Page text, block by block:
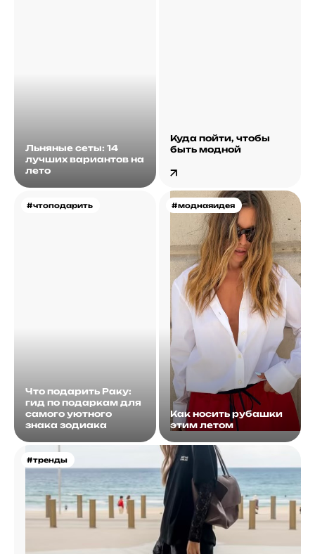
Льняные сеты: 14
лучших вариантов на
лето
Куда пойти, чтобы
быть модной
#чтоподарить
Что подарить Раку:
гид по подаркам для
самого уютного
знака зодиака
#моднаяидея
Как носить рубашки
этим летом
#тренды